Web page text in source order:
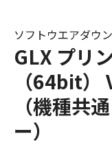
GLX プリ
（64bit
（機種共
ー）
ソフトウエアダウ